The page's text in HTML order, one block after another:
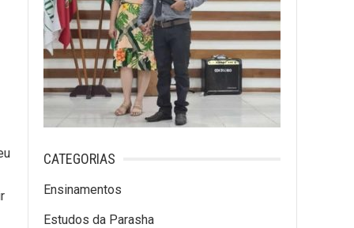
CATEGORIAS
Ensinamentos
Estudos da Parasha